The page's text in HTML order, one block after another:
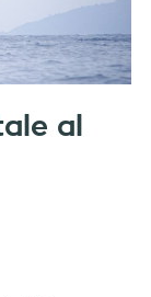
al